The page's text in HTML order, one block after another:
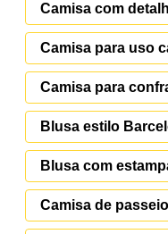
Camisa com
Camisa para uso
Camisa para
Blusa estilo
Blusa com
Camisa de